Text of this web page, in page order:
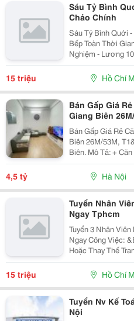
Sáu Tỷ Bình
Chảo Chính
Sáu Tỷ Bình Quới - Đặc Sản
Bếp Toàn Thời Gian * Nữ Rau Gỏi : 2 Người Có
Nghiệm - Lương 10Tr + Tháng 13 - Tháng 2 Ngày Off -
Lễ X 2 - Được Nghỉ Tết Nđ * Chảo Chính : 2 Người Có
Kinh Nghiệm +
15 triệu Hồ Chí
Bán Gấp Giá
Giang Biên
Long Biên.
Bán Gấp Giá Rẻ
Biên 26M/53M,
Biên. Mô Tả: +
Và 2 Đế Căn Hộ
Doanh Bất Chấp
4,5 tỷ Hà Nội
Tuyển Nhân
Ngay Tphcm
Tuyển 3 Nhân
Ngay Công Việc: &Bull; Bảo Trì, Sửa Chữa, Lắp Đặt Mới
Hoặc Thay Thế Trang Thiết
Dịch Vụ &Ndash; Nhà Trọ, Chung Cư Mini &Bull; Kiểm
Tra Và Xử Lý Sự
15 triệu Hồ Chí
Tuyển Nv Kế
Nội